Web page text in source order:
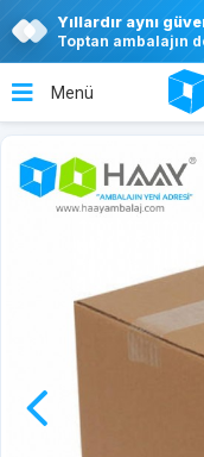
Yıllardır aynı
Toptan ambalajın